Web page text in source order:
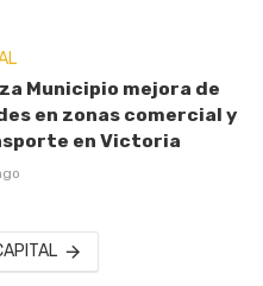
Municipio mejora de
en zonas comercial y
en Victoria